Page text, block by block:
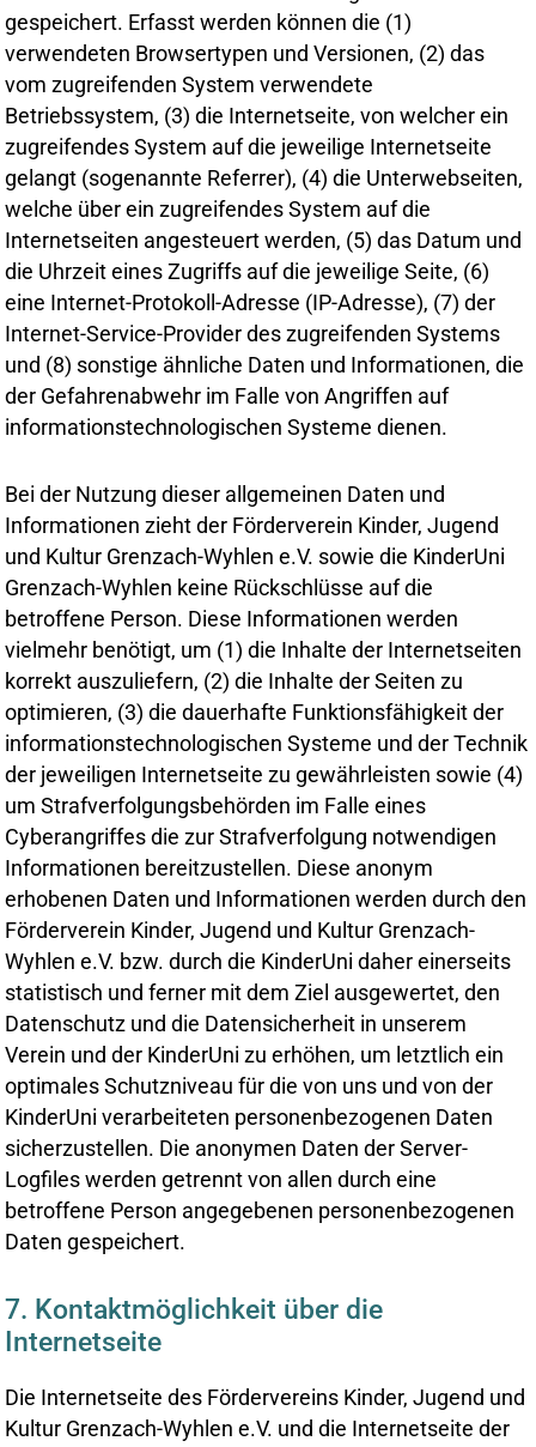
gespeichert. Erfasst werden können die (1)
verwendeten Browsertypen und Versionen, (2) das
vom zugreifenden System verwendete
Betriebssystem, (3) die Internetseite, von welcher ein
zugreifendes System auf die jeweilige Internetseite
gelangt (sogenannte Referrer), (4) die Unterwebseiten,
welche über ein zugreifendes System auf die
Internetseiten angesteuert werden, (5) das Datum und
die Uhrzeit eines Zugriffs auf die jeweilige Seite, (6)
eine Internet-Protokoll-Adresse (IP-Adresse), (7) der
Internet-Service-Provider des zugreifenden Systems
und (8) sonstige ähnliche Daten und Informationen, die
der Gefahrenabwehr im Falle von Angriffen auf
informationstechnologischen Systeme dienen.
Bei der Nutzung dieser allgemeinen Daten und
Informationen zieht der Förderverein Kinder, Jugend
und Kultur Grenzach-Wyhlen e.V. sowie die KinderUni
Grenzach-Wyhlen keine Rückschlüsse auf die
betroffene Person. Diese Informationen werden
vielmehr benötigt, um (1) die Inhalte der Internetseiten
korrekt auszuliefern, (2) die Inhalte der Seiten zu
optimieren, (3) die dauerhafte Funktionsfähigkeit der
informationstechnologischen Systeme und der Technik
der jeweiligen Internetseite zu gewährleisten sowie (4)
um Strafverfolgungsbehörden im Falle eines
Cyberangriffes die zur Strafverfolgung notwendigen
Informationen bereitzustellen. Diese anonym
erhobenen Daten und Informationen werden durch den
Förderverein Kinder, Jugend und Kultur Grenzach-
Wyhlen e.V. bzw. durch die KinderUni daher einerseits
statistisch und ferner mit dem Ziel ausgewertet, den
Datenschutz und die Datensicherheit in unserem
Verein und der KinderUni zu erhöhen, um letztlich ein
optimales Schutzniveau für die von uns und von der
KinderUni verarbeiteten personenbezogenen Daten
sicherzustellen. Die anonymen Daten der Server-
Logfiles werden getrennt von allen durch eine
betroffene Person angegebenen personenbezogenen
Daten gespeichert.
7. Kontaktmöglichkeit über die
Internetseite
Die Internetseite des Fördervereins Kinder, Jugend und
Kultur Grenzach-Wyhlen e.V. und die Internetseite der